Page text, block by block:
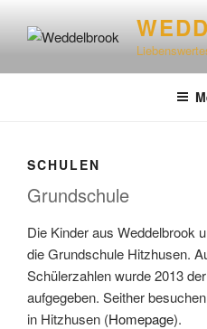
SCHULEN
Grundschule
Die Kinder aus Weddelbrook
die Grundschule Hitzhusen.
Schülerzahlen wurde 2013
aufgegeben. Seither
in Hitzhusen (Homepage).